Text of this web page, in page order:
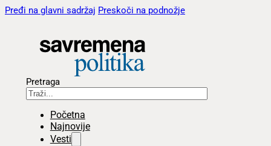
Pređi na glavni sadržaj Preskoči na podnožje
Pretraga
Početna
Najnovije
Vesti